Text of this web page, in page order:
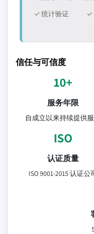
✓ 统计验证
✓
信任与可信度
10+
服务年限
自成立以来持续提供
ISO
认证质量
ISO 9001-2015 认证公